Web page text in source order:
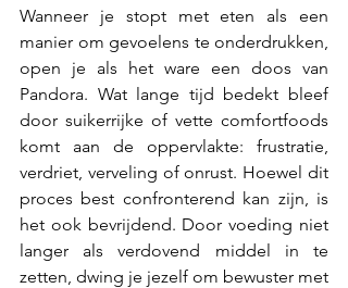
Wanneer je stopt met eten als een
manier om gevoelens te onderdrukken,
open je als het ware een doos van
Pandora. Wat lange tijd bedekt bleef
door suikerrijke of vette comfortfoods
komt aan de oppervlakte: frustratie,
verdriet, verveling of onrust. Hoewel dit
proces best confronterend kan zijn, is
het ook bevrijdend. Door voeding niet
langer als verdovend middel in te
zetten, dwing je jezelf om bewuster met